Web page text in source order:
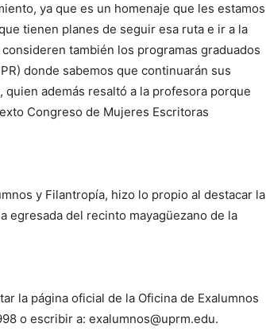
ya que es un homenaje que les estamos
tienen planes de seguir esa ruta e ir a la
también los programas graduados
donde sabemos que continuarán sus
además resaltó a la profesora porque
Congreso de Mujeres Escritoras
y Filantropía, hizo lo propio al destacar la
egresada del recinto mayagüezano de la
la página oficial de la Oficina de Exalumnos
o escribir a: exalumnos@uprm.edu.